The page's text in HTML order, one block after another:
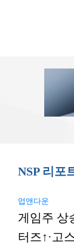
NSP 리포
업앤다운
게임주
터즈↑·고